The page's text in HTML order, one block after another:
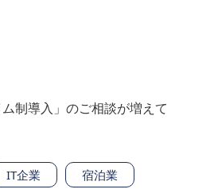
ム制導入」のご相談が増えて
IT企業 宿泊業